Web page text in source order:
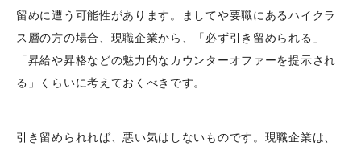
留めに遭う可能性があります。ましてや要職にあるハイクラ
ス層の方の場合、現職企業から、「必ず引き留められる」
「昇給や昇格などの魅力的なカウンターオファーを提示され
る」くらいに考えておくべきです。
引き留められれば、悪い気はしないものです。現職企業は、